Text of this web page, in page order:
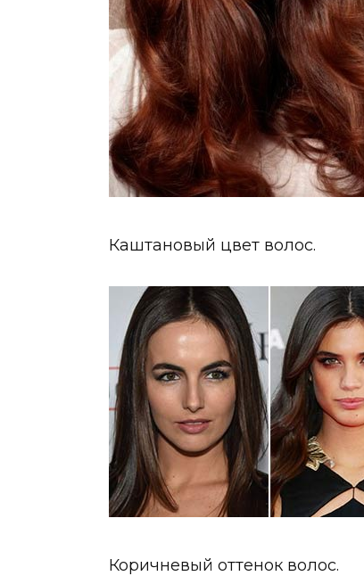
Каштановый цвет волос.
Коричневый оттенок волос.